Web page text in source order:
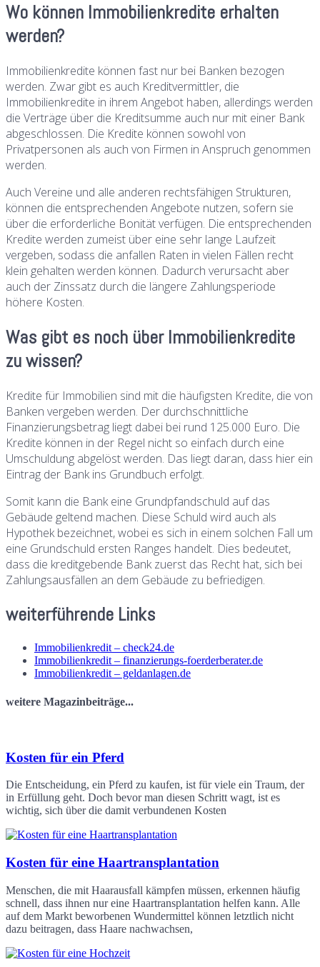
Wo können Immobilienkredite erhalten
werden?
Immobilienkredite können fast nur bei Banken bezogen
werden. Zwar gibt es auch Kreditvermittler, die
Immobilienkredite in ihrem Angebot haben, allerdings werden
die Verträge über die Kreditsumme auch nur mit einer Bank
abgeschlossen. Die Kredite können sowohl von
Privatpersonen als auch von Firmen in Anspruch genommen
werden.
Auch Vereine und alle anderen rechtsfähigen Strukturen,
können die entsprechenden Angebote nutzen, sofern sie
über die erforderliche Bonität verfügen. Die entsprechenden
Kredite werden zumeist über eine sehr lange Laufzeit
vergeben, sodass die anfallen Raten in vielen Fällen recht
klein gehalten werden können. Dadurch verursacht aber
auch der Zinssatz durch die längere Zahlungsperiode
höhere Kosten.
Was gibt es noch über Immobilienkredite
zu wissen?
Kredite für Immobilien sind mit die häufigsten Kredite, die von
Banken vergeben werden. Der durchschnittliche
Finanzierungsbetrag liegt dabei bei rund 125.000 Euro. Die
Kredite können in der Regel nicht so einfach durch eine
Umschuldung abgelöst werden. Das liegt daran, dass hier ein
Eintrag der Bank ins Grundbuch erfolgt.
Somit kann die Bank eine Grundpfandschuld auf das
Gebäude geltend machen. Diese Schuld wird auch als
Hypothek bezeichnet, wobei es sich in einem solchen Fall um
eine Grundschuld ersten Ranges handelt. Dies bedeutet,
dass die kreditgebende Bank zuerst das Recht hat, sich bei
Zahlungsausfällen an dem Gebäude zu befriedigen.
weiterführende Links
Immobilienkredit – check24.de
Immobilienkredit – finanzierungs-foerderberater.de
Immobilienkredit – geldanlagen.de
weitere Magazinbeiträge...
Kosten für ein Pferd
Die Entscheidung, ein Pferd zu kaufen, ist für viele ein Traum, der
in Erfüllung geht. Doch bevor man diesen Schritt wagt, ist es
wichtig, sich über die damit verbundenen Kosten
Kosten für eine Haartransplantation
Menschen, die mit Haarausfall kämpfen müssen, erkennen häufig
schnell, dass ihnen nur eine Haartransplantation helfen kann. Alle
auf dem Markt beworbenen Wundermittel können letztlich nicht
dazu beitragen, dass Haare nachwachsen,